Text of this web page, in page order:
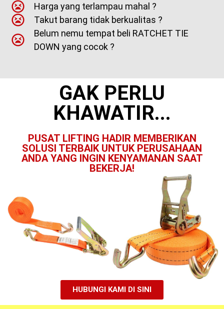
Harga yang terlampau mahal ?
Takut barang tidak berkualitas ?
Belum nemu tempat beli RATCHET TIE
DOWN yang cocok ?
GAK PERLU
KHAWATIR...
PUSAT LIFTING HADIR MEMBERIKAN
SOLUSI TERBAIK UNTUK PERUSAHAAN
ANDA YANG INGIN KENYAMANAN SAAT
BEKERJA!
HUBUNGI KAMI DI SINI